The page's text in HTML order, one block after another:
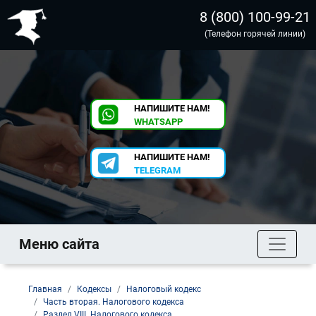
8 (800) 100-99-21
(Телефон горячей линии)
НАПИШИТЕ НАМ!
WHATSAPP
НАПИШИТЕ НАМ!
TELEGRAM
Меню сайта
Главная Кодексы
Налоговый кодекс
Часть вторая. Налогового кодекса